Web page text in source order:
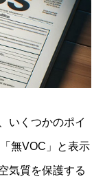
いくつかのポイ
無VOC」と表示
気質を保護する